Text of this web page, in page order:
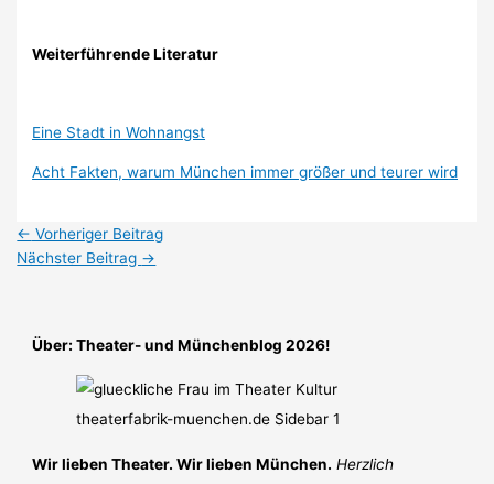
Weiterführende Literatur
Eine Stadt in Wohnangst
Acht Fakten, warum München immer größer und teurer wird
← Vorheriger Beitrag
Nächster Beitrag →
Über: Theater- und Münchenblog 2026!
Wir lieben Theater. Wir lieben München. Herzlich